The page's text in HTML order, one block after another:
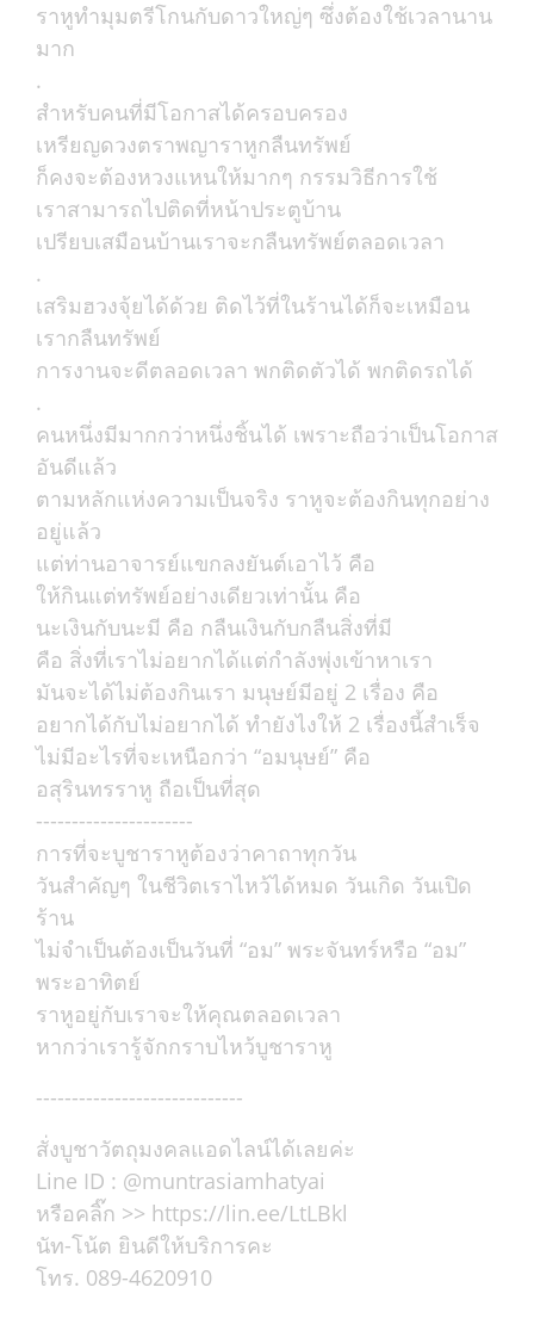
ราหูทำมุมตรีโกนกับดาวใหญ่ๆ ซึ่งต้องใช้เวลานาน
มาก
.
สำหรับคนที่มีโอกาสได้ครอบครอง
เหรียญดวงตราพญาราหูกลืนทรัพย์
ก็คงจะต้องหวงแหนให้มากๆ กรรมวิธีการใช้
เราสามารถไปติดที่หน้าประตูบ้าน
เปรียบเสมือนบ้านเราจะกลืนทรัพย์ตลอดเวลา
.
เสริมฮวงจุ้ยได้ด้วย ติดไว้ที่ในร้านได้ก็จะเหมือน
เรากลืนทรัพย์
การงานจะดีตลอดเวลา พกติดตัวได้ พกติดรถได้
.
คนหนึ่งมีมากกว่าหนึ่งชิ้นได้ เพราะถือว่าเป็นโอกาส
อันดีแล้ว
ตามหลักแห่งความเป็นจริง ราหูจะต้องกินทุกอย่าง
อยู่แล้ว
แต่ท่านอาจารย์แขกลงยันต์เอาไว้ คือ
ให้กินแต่ทรัพย์อย่างเดียวเท่านั้น คือ
นะเงินกับนะมี คือ กลืนเงินกับกลืนสิ่งที่มี
คือ สิ่งที่เราไม่อยากได้แต่กำลังพุ่งเข้าหาเรา
มันจะได้ไม่ต้องกินเรา มนุษย์มีอยู่ 2 เรื่อง คือ
อยากได้กับไม่อยากได้ ทำยังไงให้ 2 เรื่องนี้สำเร็จ
ไม่มีอะไรที่จะเหนือกว่า “อมนุษย์” คือ
อสุรินทรราหู ถือเป็นที่สุด
----------------------
การที่จะบูชาราหูต้องว่าคาถาทุกวัน
วันสำคัญๆ ในชีวิตเราไหว้ได้หมด วันเกิด วันเปิด
ร้าน
ไม่จำเป็นต้องเป็นวันที่ “อม” พระจันทร์หรือ “อม”
พระอาทิตย์
ราหูอยู่กับเราจะให้คุณตลอดเวลา
หากว่าเรารู้จักกราบไหว้บูชาราหู
-----------------------------
สั่งบูชาวัตถุมงคลแอดไลน์ได้เลยค่ะ
Line ID : @muntrasiamhatyai
หรือคลิ๊ก >> https://lin.ee/LtLBkl
นัท-โน้ต ยินดีให้บริการคะ
โทร. 089-4620910